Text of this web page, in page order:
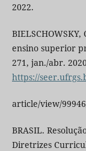
2022.
ensino superior
271, jan./abr.
https://
article/view/
BRASIL.
Diretrizes